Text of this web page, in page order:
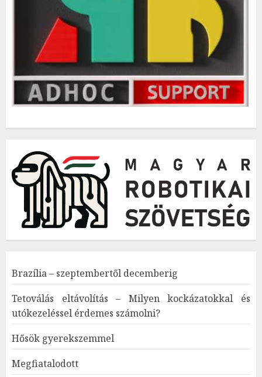
Brazília – szeptembertől decemberig
Tetoválás eltávolítás – Milyen kockázatokkal és
utókezeléssel érdemes számolni?
Hősök gyerekszemmel
Megfiatalodott